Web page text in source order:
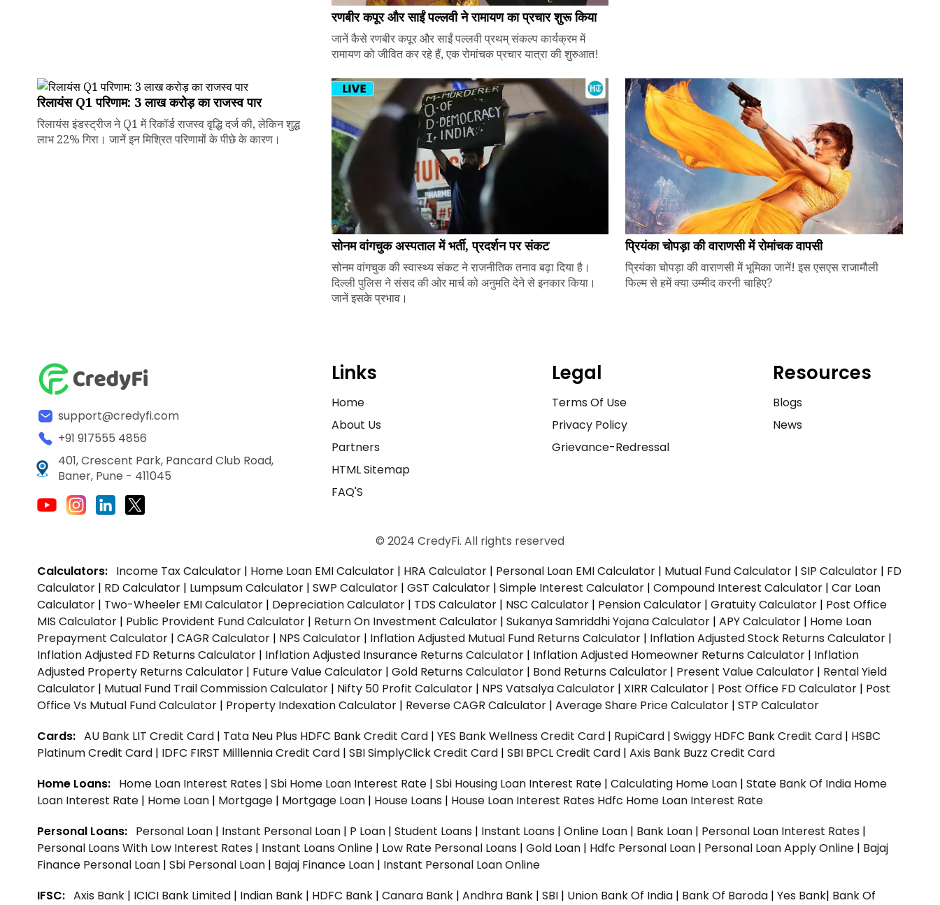
रणबीर कपूर और साईं पल्लवी ने रामायण का प्रचार शुरू किया
जानें कैसे रणबीर कपूर और साईं पल्लवी प्रथम् संकल्प कार्यक्रम में
रामायण को जीवित कर रहे हैं, एक रोमांचक प्रचार यात्रा की शुरुआत!
रिलायंस Q1 परिणाम: ₹3 लाख करोड़ का राजस्व पार
रिलायंस इंडस्ट्रीज ने Q1 में रिकॉर्ड राजस्व वृद्धि दर्ज की, लेकिन शुद्ध
लाभ 22% गिरा। जानें इन मिश्रित परिणामों के पीछे के कारण।
सोनम वांगचुक अस्पताल में भर्ती, प्रदर्शन पर संकट
सोनम वांगचुक की स्वास्थ्य संकट ने राजनीतिक तनाव बढ़ा दिया है।
दिल्ली पुलिस ने संसद की ओर मार्च को अनुमति देने से इनकार किया।
जानें इसके प्रभाव।
प्रियंका चोपड़ा की वाराणसी में रोमांचक वापसी
प्रियंका चोपड़ा की वाराणसी में भूमिका जानें! इस एसएस राजामौली
फिल्म से हमें क्या उम्मीद करनी चाहिए?
support@credyfi.com
+91 917555 4856
401, Crescent Park, Pancard Club Road,
Baner, Pune - 411045
Links
Home
About Us
Partners
HTML Sitemap
FAQ'S
Legal
Terms Of Use
Privacy Policy
Grievance-Redressal
Resources
Blogs
News
© 2024 CredyFi. All rights reserved
Calculators: Income Tax Calculator | Home Loan EMI Calculator | HRA Calculator | Personal Loan EMI Calculator | Mutual Fund Calculator | SIP Calculator | FD
Calculator | RD Calculator | Lumpsum Calculator | SWP Calculator | GST Calculator | Simple Interest Calculator | Compound Interest Calculator | Car Loan
Calculator | Two-Wheeler EMI Calculator | Depreciation Calculator | TDS Calculator | NSC Calculator | Pension Calculator | Gratuity Calculator | Post Office
MIS Calculator | Public Provident Fund Calculator | Return On Investment Calculator | Sukanya Samriddhi Yojana Calculator | APY Calculator | Home Loan
Prepayment Calculator | CAGR Calculator | NPS Calculator | Inflation Adjusted Mutual Fund Returns Calculator | Inflation Adjusted Stock Returns Calculator |
Inflation Adjusted FD Returns Calculator | Inflation Adjusted Insurance Returns Calculator | Inflation Adjusted Homeowner Returns Calculator | Inflation
Adjusted Property Returns Calculator | Future Value Calculator | Gold Returns Calculator | Bond Returns Calculator | Present Value Calculator | Rental Yield
Calculator | Mutual Fund Trail Commission Calculator | Nifty 50 Profit Calculator | NPS Vatsalya Calculator | XIRR Calculator | Post Office FD Calculator | Post
Office Vs Mutual Fund Calculator | Property Indexation Calculator | Reverse CAGR Calculator | Average Share Price Calculator | STP Calculator
Cards: AU Bank LIT Credit Card | Tata Neu Plus HDFC Bank Credit Card | YES Bank Wellness Credit Card | RupiCard | Swiggy HDFC Bank Credit Card | HSBC
Platinum Credit Card | IDFC FIRST Milllennia Credit Card | SBI SimplyClick Credit Card | SBI BPCL Credit Card | Axis Bank Buzz Credit Card
Home Loans: Home Loan Interest Rates | Sbi Home Loan Interest Rate | Sbi Housing Loan Interest Rate | Calculating Home Loan | State Bank Of India Home
Loan Interest Rate | Home Loan | Mortgage | Mortgage Loan | House Loans | House Loan Interest Rates Hdfc Home Loan Interest Rate
Personal Loans: Personal Loan | Instant Personal Loan | P Loan | Student Loans | Instant Loans | Online Loan | Bank Loan | Personal Loan Interest Rates |
Personal Loans With Low Interest Rates | Instant Loans Online | Low Rate Personal Loans | Gold Loan | Hdfc Personal Loan | Personal Loan Apply Online | Bajaj
Finance Personal Loan | Sbi Personal Loan | Bajaj Finance Loan | Instant Personal Loan Online
IFSC: Axis Bank | ICICI Bank Limited | Indian Bank | HDFC Bank | Canara Bank | Andhra Bank | SBI | Union Bank Of India | Bank Of Baroda | Yes Bank| Bank Of